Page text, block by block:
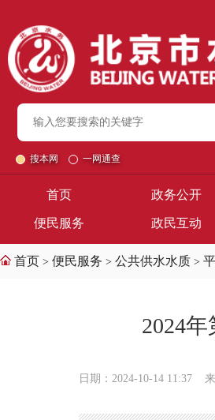
搜本网 一网通查
首页 政务公开
便民服务 政民互动
首页 > 便民服务 > 公共供水水质 >
2024
日期：2024-10-14 11:37